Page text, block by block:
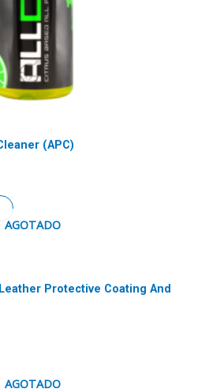
(APC)
AGOTADO
Protective Coating And
AGOTADO